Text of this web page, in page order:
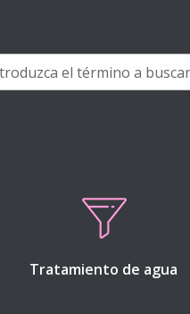
Tratamiento de agua